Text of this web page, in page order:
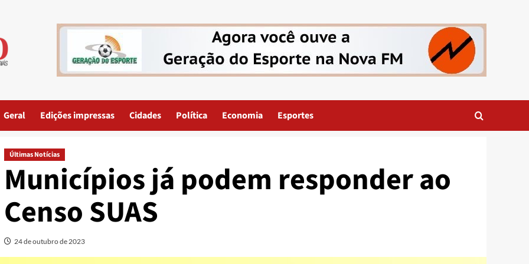
Geral Edições impressas Cidades Política Economia Esportes
Últimas Notícias
Municípios já podem responder ao
Censo SUAS
24 de outubro de 2023